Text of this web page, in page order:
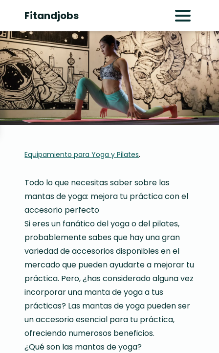
Fitandjobs Abrir menú
Equipamiento para Yoga y Pilates.
Todo lo que necesitas saber sobre las
mantas de yoga: mejora tu práctica con el
accesorio perfecto
Si eres un fanático del yoga o del pilates,
probablemente sabes que hay una gran
variedad de accesorios disponibles en el
mercado que pueden ayudarte a mejorar tu
práctica. Pero, ¿has considerado alguna vez
incorporar una manta de yoga a tus
prácticas? Las mantas de yoga pueden ser
un accesorio esencial para tu práctica,
ofreciendo numerosos beneficios.
¿Qué son las mantas de yoga?